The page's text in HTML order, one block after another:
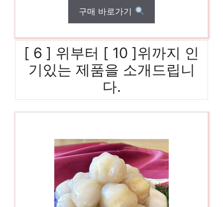
구매 바로가기
[ 6 ] 위부터 [ 10 ]위까지 인
기있는 제품을 소개드립니
다.